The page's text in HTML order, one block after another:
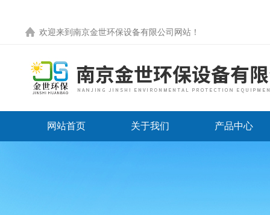
欢迎来到 南京金世环保设备有限公司网站 ！
网站首页 关于我们 产品中心